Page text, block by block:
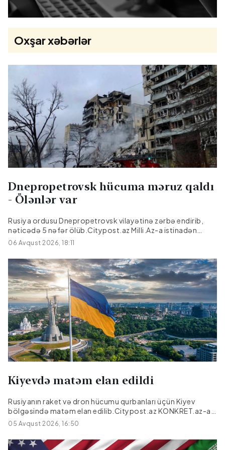
Oxşar xəbərlər
Dnepropetrovsk hücuma məruz qaldı
- Ölənlər var
Rusiya ordusu Dnepropetrovsk vilayətinə zərbə endirib,
nəticədə 5 nəfər ölüb.Citypost.az Milli.Az-a istinadən
xəbər verir ki, bu barədə Dnepropetrovsk regional hərbi
administrasiyasının rəhbəri Aleksandr Qanja Teleqram
kanalında məlumat verib.Hücum nəticəsində üç nəfər
yaralanıb. Yaralılar hamısı xəstəxanaya yerləşdirilib,
onlardan birinin vəziyyəti ağırdır.
06 Avqust 2026, 18:11
Kiyevdə matəm elan edildi
Rusiyanın raket və dron hücumu qurbanları üçün Kiyev
bölgəsində matəm elan edilib.Citypost.az KONKRET.az-a
istinadən xəbər verir ki, bu barədə Kiyev Regional Dövlət
Administrasiyasının rəhbəri Timur Tkaçenko Teleqramda
məlumat verib.Matəm əlaməti olaraq, Kiyev bölgəsində
05 Avqust 2026, 16:50